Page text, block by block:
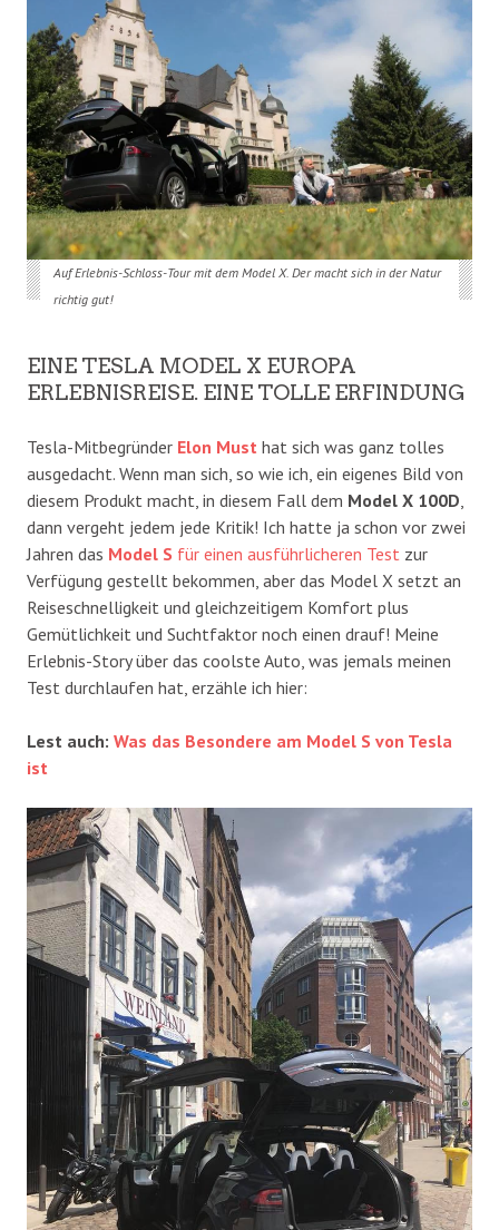
Auf Erlebnis-Schloss-Tour mit dem Model X. Der macht sich in der Natur
richtig gut!
EINE TESLA MODEL X EUROPA
ERLEBNISREISE. EINE TOLLE ERFINDUNG
Tesla-Mitbegründer Elon Must hat sich was ganz tolles
ausgedacht. Wenn man sich, so wie ich, ein eigenes Bild von
diesem Produkt macht, in diesem Fall dem Model X 100D,
dann vergeht jedem jede Kritik! Ich hatte ja schon vor zwei
Jahren das Model S für einen ausführlicheren Test zur
Verfügung gestellt bekommen, aber das Model X setzt an
Reiseschnelligkeit und gleichzeitigem Komfort plus
Gemütlichkeit und Suchtfaktor noch einen drauf! Meine
Erlebnis-Story über das coolste Auto, was jemals meinen
Test durchlaufen hat, erzähle ich hier:
Lest auch: Was das Besondere am Model S von Tesla
ist